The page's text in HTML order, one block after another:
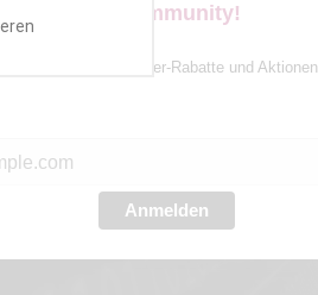
Miweba Community!
exklusive Newsletter-Rabatte und Aktionen
Anmelden